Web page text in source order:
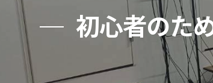
初めて
初心者のた